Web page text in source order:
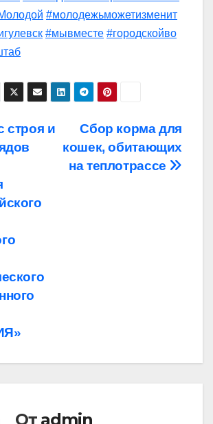
#молодежьможетизменит
#мывместе #городскойво
Cбор корма для
кошек, обитающих
на теплотрассе
cтроя и
От admin